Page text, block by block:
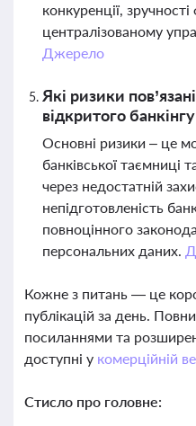
конкуренції,
централізованому
Джерело
Які ризики
відкритого
Основні ризики – це
банківської таємниці
через недостатній
непідготовленість
повноцінного
персональних даних.
Кожне з питань — це
публікацій за день.
посиланнями та
доступні у комерційній
Стисло про головне: